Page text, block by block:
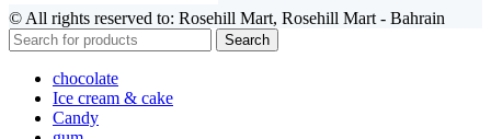
© All rights reserved to: Rosehill Mart, Rosehill Mart - Bahrain
Search
chocolate
Ice cream & cake
Candy